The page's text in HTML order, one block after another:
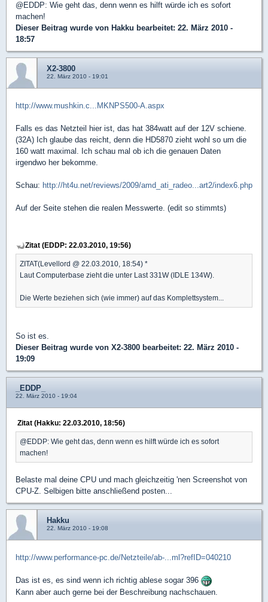
@EDDP: Wie geht das, denn wenn es hilft würde ich es sofort
machen!
Dieser Beitrag wurde von Hakku bearbeitet: 22. März 2010 -
18:57
X2-3800
22. März 2010 - 19:01
http://www.mushkin.c...MKNPS500-A.aspx
Falls es das Netzteil hier ist, das hat 384watt auf der 12V schiene.
(32A) Ich glaube das reicht, denn die HD5870 zieht wohl so um die
160 watt maximal. Ich schau mal ob ich die genauen Daten
irgendwo her bekomme.
Schau: http://ht4u.net/reviews/2009/amd_ati_radeo...art2/index6.php
Auf der Seite stehen die realen Messwerte. (edit so stimmts)
Zitat (EDDP: 22.03.2010, 19:56)
ZITAT(Levellord @ 22.03.2010, 18:54) *
Laut Computerbase zieht die unter Last 331W (IDLE 134W).
Die Werte beziehen sich (wie immer) auf das Komplettsystem...
So ist es.
Dieser Beitrag wurde von X2-3800 bearbeitet: 22. März 2010 -
19:09
_EDDP_
22. März 2010 - 19:04
Zitat (Hakku: 22.03.2010, 18:56)
@EDDP: Wie geht das, denn wenn es hilft würde ich es sofort
machen!
Belaste mal deine CPU und mach gleichzeitig 'nen Screenshot von
CPU-Z. Selbigen bitte anschließend posten...
Hakku
22. März 2010 - 19:08
http://www.performance-pc.de/Netzteile/ab-...ml?refID=040210
Das ist es, es sind wenn ich richtig ablese sogar 396
Kann aber auch gerne bei der Beschreibung nachschauen.